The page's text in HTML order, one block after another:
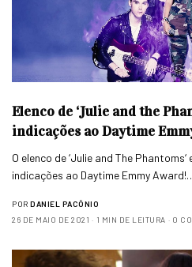
Elenco de ‘Julie and the
indicações ao Daytime
O elenco de ‘Julie and The
indicações ao Daytime Emmy
POR DANIEL PACÔNIO
26 DE MAIO DE 2021
1 MIN DE LEITURA 0